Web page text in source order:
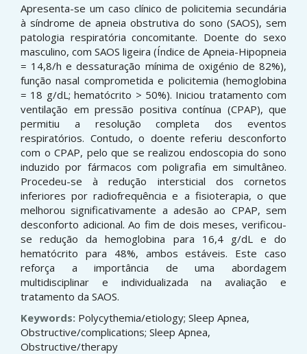
Apresenta-se um caso clínico de policitemia secundária
à síndrome de apneia obstrutiva do sono (SAOS), sem
patologia respiratória concomitante. Doente do sexo
masculino, com SAOS ligeira (Índice de Apneia-Hipopneia
= 14,8/h e dessaturação mínima de oxigénio de 82%),
função nasal comprometida e policitemia (hemoglobina
= 18 g/dL; hematócrito > 50%). Iniciou tratamento com
ventilação em pressão positiva contínua (CPAP), que
permitiu a resolução completa dos eventos
respiratórios. Contudo, o doente referiu desconforto
com o CPAP, pelo que se realizou endoscopia do sono
induzido por fármacos com poligrafia em simultâneo.
Procedeu-se à redução intersticial dos cornetos
inferiores por radiofrequência e a fisioterapia, o que
melhorou significativamente a adesão ao CPAP, sem
desconforto adicional. Ao fim de dois meses, verificou-
se redução da hemoglobina para 16,4 g/dL e do
hematócrito para 48%, ambos estáveis. Este caso
reforça a importância de uma abordagem
multidisciplinar e individualizada na avaliação e
tratamento da SAOS.
Keywords: Polycythemia/etiology; Sleep Apnea,
Obstructive/complications; Sleep Apnea,
Obstructive/therapy